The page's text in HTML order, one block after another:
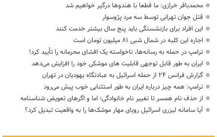
محمدباقر خرازی: ما قطعا با هندوها درگیر خواهیم شد
قتل جوان تهرانی توسط سه مرد پژوسوار
این افراد برای بازنشستگی باید پنج سال بیشتر خدمت کنند
اجاره این کلبه در شمال شبی ۸۱ میلیون تومان است
ترامپ در حمله‌ به رسانه‌ها، ناخواسته یک افشای محرمانه را تأیید کرد!
ایران به طور قابل توجهی قابلیت های موشکی خود را افزایش می‌دهد
گزارش فرانس ۲۴ از حمله اسرائیل به عبادتگاه یهودیان در تهران
ترامپ: همه چیز درباره ایران به طور استثنایی خوب پیش می‌رود
از حذف نام همسر تا تغییر نام خانوادگی؛ اما و اگرهای تعویض شناسنامه
آیا سامانه لیزری اسرائیل رویای مهار موشک‌ها را به واقعیت تبدیل کرد؟